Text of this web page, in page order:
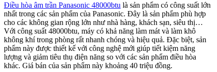
Điều hòa âm trần Panasonic 48000btu là sản phẩm có công suất lớn
nhất trong các sản phẩm của Panasonic. Đây là sản phẩm phù hợp
cho các không gian rộng lớn như nhà hàng, khách sạn, siêu thị…
Với công suất 48000btu, máy có khả năng làm mát và làm khô
không khí trong phòng rất nhanh chóng và hiệu quả. Đặc biệt, sản
phẩm này được thiết kế với công nghệ mới giúp tiết kiệm năng
lượng và giảm tiêu thụ điện năng so với các sản phẩm điều hòa
khác. Giá bán của sản phẩm này khoảng 40 triệu đồng.